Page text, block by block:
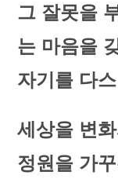
그 잘못을
는 마음을
자기를 다
세상을 변
정원을 가